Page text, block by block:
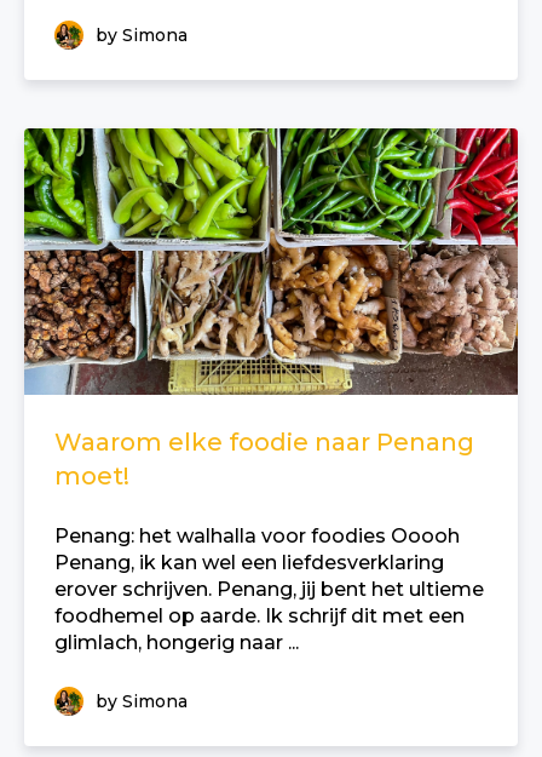
by Simona
Waarom elke foodie naar Penang
moet!
Penang: het walhalla voor foodies Ooooh
Penang, ik kan wel een liefdesverklaring
erover schrijven. Penang, jij bent het ultieme
foodhemel op aarde. Ik schrijf dit met een
glimlach, hongerig naar ...
by Simona